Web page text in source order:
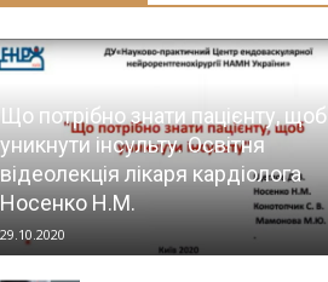
Що потрібно знати пацієнту, щоб
уникнути інсульту. Освітня
відеолекція лікаря кардіолога
Носенко Н.М.
29.10.2020